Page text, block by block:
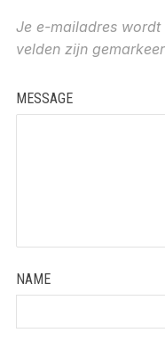
Je e-mailadres wordt
velden zijn
MESSAGE
NAME